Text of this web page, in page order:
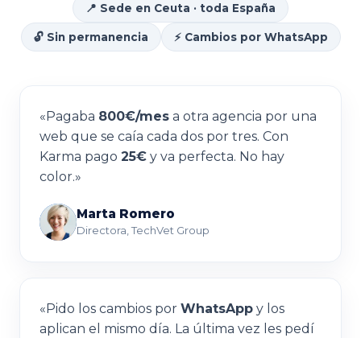
📍 Sede en Ceuta · toda España
🔓 Sin permanencia ⚡ Cambios por WhatsApp
«Pagaba 800€/mes a otra agencia por una
web que se caía cada dos por tres. Con
Karma pago 25€ y va perfecta. No hay
color.»
MR Marta Romero
Directora,TechVet Group
«Pido los cambios por WhatsApp y los
aplican el mismo día. La última vez les pedí